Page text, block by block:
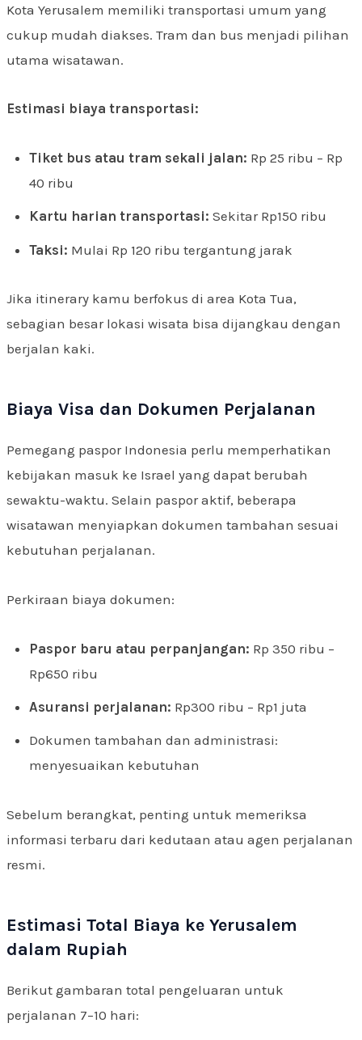
Kota Yerusalem memiliki transportasi umum yang
cukup mudah diakses. Tram dan bus menjadi pilihan
utama wisatawan.
Estimasi biaya transportasi:
Tiket bus atau tram sekali jalan: Rp 25 ribu – Rp
40 ribu
Kartu harian transportasi: Sekitar Rp150 ribu
Taksi: Mulai Rp 120 ribu tergantung jarak
Jika itinerary kamu berfokus di area Kota Tua,
sebagian besar lokasi wisata bisa dijangkau dengan
berjalan kaki.
Biaya Visa dan Dokumen Perjalanan
Pemegang paspor Indonesia perlu memperhatikan
kebijakan masuk ke Israel yang dapat berubah
sewaktu-waktu. Selain paspor aktif, beberapa
wisatawan menyiapkan dokumen tambahan sesuai
kebutuhan perjalanan.
Perkiraan biaya dokumen:
Paspor baru atau perpanjangan: Rp 350 ribu –
Rp650 ribu
Asuransi perjalanan: Rp300 ribu – Rp1 juta
Dokumen tambahan dan administrasi:
menyesuaikan kebutuhan
Sebelum berangkat, penting untuk memeriksa
informasi terbaru dari kedutaan atau agen perjalanan
resmi.
Estimasi Total Biaya ke Yerusalem
dalam Rupiah
Berikut gambaran total pengeluaran untuk
perjalanan 7–10 hari: